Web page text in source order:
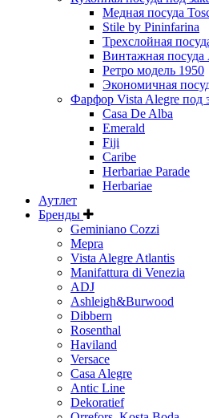
Медная посуда
Stile by Pininfarina
Трехслойная
Винтажная посуда
Ретро модель 1950
Экономичная
Фарфор Vista Alegre под
Casa De Alba
Emerald
Fiji
Caribe
Herbariae Parade
Herbariae
Аутлет
Бренды
Geminiano Cozzi
Mepra
Vista Alegre Atlantis
Manifattura di Venezia
ADJ
Ashleigh&Burwood
Dibbern
Rosenthal
Haviland
Versace
Casa Alegre
Antic Line
Dekoratief